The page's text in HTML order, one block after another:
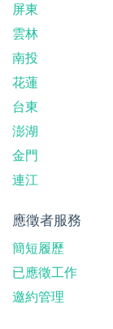
屏東
雲林
南投
花蓮
台東
澎湖
金門
連江
應徵者服務
簡短履歷
已應徵工作
邀約管理